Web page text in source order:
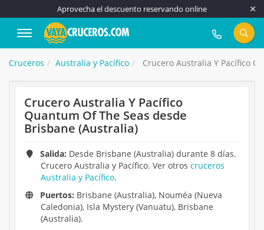
Aprovecha el descuento reservando online
917 815 555
Cruceros Australia y Pacífico Crucero Australia Y Pacífico
Crucero Australia Y Pacífico
Quantum Of The Seas desde
Brisbane (Australia)
Salida: Desde Brisbane (Australia) durante 8 días.
Crucero Australia y Pacífico. Ver otros cruceros
Australia y Pacífico.
Puertos: Brisbane (Australia), Nouméa (Nueva
Caledonia), Isla Mystery (Vanuatu), Brisbane
(Australia).